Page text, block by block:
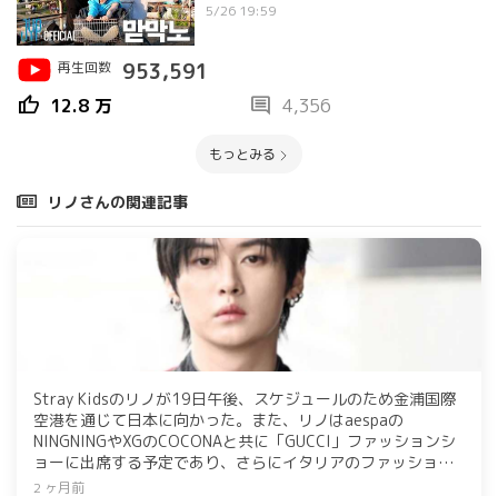
5/26 19:59
再生回数 953,591
thumb_up 12.8 万 comment 4,356
もっとみる
リノさんの関連記事
Stray Kidsのリノが19日午後、スケジュールのため金浦国際
空港を通じて日本に向かった。また、リノはaespaの
NINGNINGやXGのCOCONAと共に「GUCCI」ファッションシ
ョーに出席する予定であり、さらにイタリアのファッション
ウィークにも参加するため出国した。
2 ヶ月前